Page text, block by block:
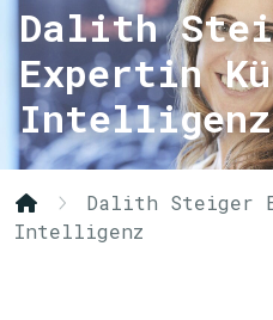
Dalith
Expertin
Intelligenz
Dalith Steiger
Intelligenz